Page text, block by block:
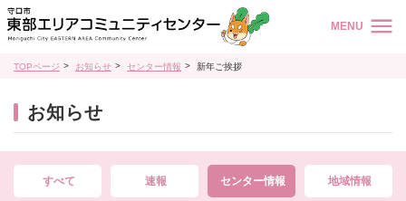
MENU
TOPページ お知らせ センター情報 新年ご挨拶
お知らせ
すべて 速報 センター情報 地域情報